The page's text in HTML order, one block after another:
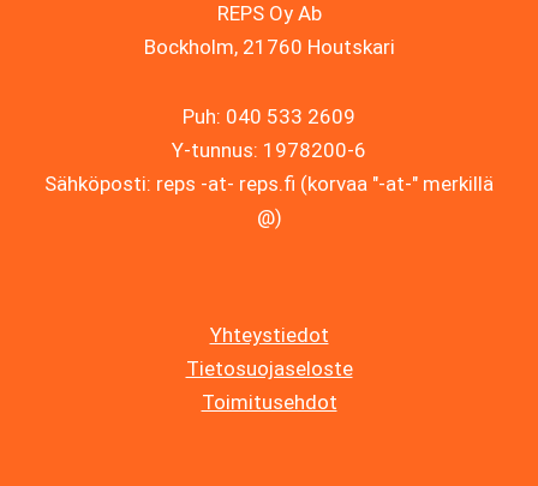
REPS Oy Ab
Bockholm, 21760 Houtskari
Puh: 040 533 2609
Y-tunnus: 1978200-6
Sähköposti: reps -at- reps.fi (korvaa "-at-" merkillä
@)
Yhteystiedot
Tietosuojaseloste
Toimitusehdot